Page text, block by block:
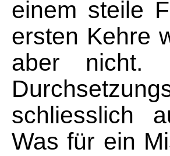
einem steile
ersten Kehre
aber nicht.
schliesslich
Was für ein